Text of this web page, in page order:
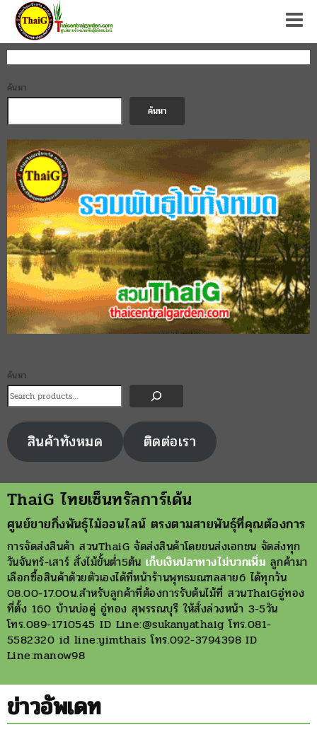
ขายจำหน่ายลำไผ่ ยักษ์น่าน สร้างไพร ไผ่ตง ไผ่
ลำมะลอก
6 พฤศจิกายน 2024 SUCAHWADEE
เรามีต้นไผ่พร้อมให้ตัด มาตัดเองหรือให้ทางสวนเราตัดให้แล้วแต่
จะตกลงกัน ขายลำไผ่ยักษ์น่านลำใหญ่มาก ไผ่สร้างไพร ไผ่ลำมะ
ค้นหา
ค้นหา
ค้นหา